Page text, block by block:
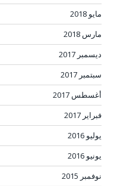
مايو 2018
مارس 2018
ديسمبر 2017
سبتمبر 2017
أغسطس 2017
فبراير 2017
يوليو 2016
يونيو 2016
نوفمبر 2015